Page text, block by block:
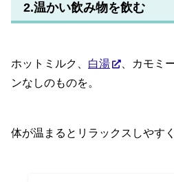
2.温かい飲み物を飲む
ホットミルク、 白湯
、カモミ
ンなしのものを。
体が温まるとリラックスしやす